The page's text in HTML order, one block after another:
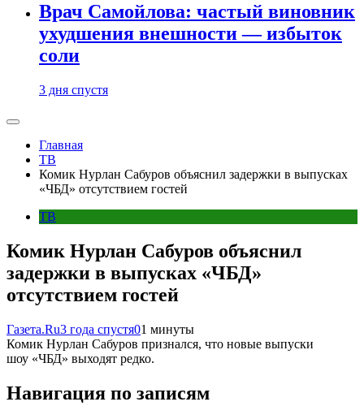
Врач Самойлова: частый виновник
ухудшения внешности — избыток
соли
3 дня спустя
Главная
ТВ
Комик Нурлан Сабуров объяснил задержки в выпусках
«ЧБД» отсутствием гостей
ТВ
Комик Нурлан Сабуров объяснил
задержки в выпусках «ЧБД»
отсутствием гостей
Газета.Ru3 года спустя01 минуты
Комик Нурлан Сабуров признался, что новые выпуски
шоу «ЧБД» выходят редко.
Навигация по записям